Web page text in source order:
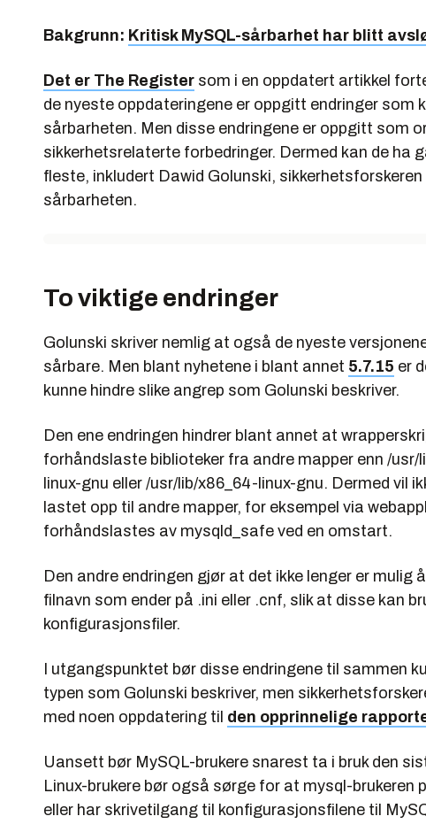
Bakgrunn: Kritisk MySQL-sårbarhet har blitt
Det er The Register som i en oppdatert artikkel
de nyeste oppdateringene er oppgitt endringer som
sårbarheten. Men disse endringene er oppgitt som
sikkerhetsrelaterte forbedringer. Dermed kan de ha
fleste, inkludert Dawid Golunski,
sårbarheten.
To viktige endringer
Golunski skriver nemlig at også de nyeste
sårbare. Men blant nyhetene i blant annet 5.7.15 er
kunne hindre slike angrep som Golunski beskriver.
Den ene endringen hindrer blant annet at
forhåndslaste biblioteker fra andre mapper enn /usr/
linux-gnu eller /usr/lib/x86_64-linux-gnu. Dermed vil
lastet opp til andre mapper, for eksempel via
forhåndslastes av mysqld_safe ved en omstart.
Den andre endringen gjør at det ikke lenger er mulig
filnavn som ender på .ini eller .cnf, slik at disse kan
konfigurasjonsfiler.
I utgangspunktet bør disse endringene til sammen
typen som Golunski beskriver, men
med noen oppdatering til den opprinnelige
Uansett bør MySQL-brukere snarest ta i bruk den
Linux-brukere bør også sørge for at mysql-brukeren
eller har skrivetilgang til konfigurasjonsfilene til